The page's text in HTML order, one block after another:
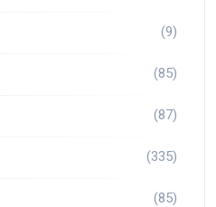
(9)
(85)
(87)
(335)
(85)